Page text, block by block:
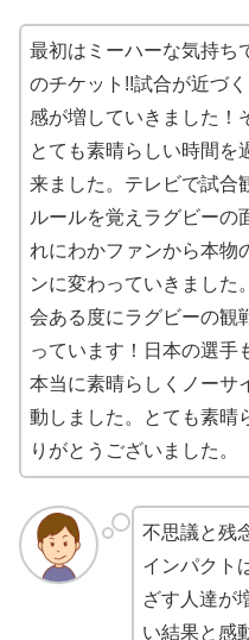
最初はミーハーな気持ち
のチケット!!試合が近づ
感が増していきました！
とても素晴らしい時間を
来ました。テレビで試合
ルールを覚えラグビーの
れにわかファンから本物
ンに変わっていきました
会ある度にラグビーの観
っています！日本の選手
本当に素晴らしくノーサ
動しました。とても素晴
りがとうございました。
不思議と残
インパクト
ざす人達が
い結果と感